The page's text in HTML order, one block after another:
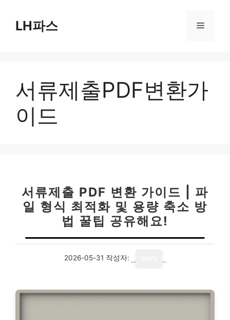
LH파스 메
서류제출PDF변환가
이드
서류제출 PDF 변환 가이드 | 파
일 형식 최적화 및 용량 축소 방
법 꿀팁 공유해요!
2026-05-31 작성자: